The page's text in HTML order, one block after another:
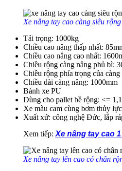
Xe nâng tay cao càng siêu
Tải trọng: 1000kg
Chiều cao nâng thấp nhất:
Chiều cao nâng cao nhất:
Chiều rộng càng nâng phủ bì:
Chiều rộng phía trọng của
Chiều dài càng nâng: 1000mm
Bánh xe PU
Dùng cho pallet bề rộng: <=
Xe màu cam cùng bơm thủy
Xuất xứ: công nghệ Đức, lắp
Xem tiếp: Xe nâng tay cao
Xe nâng tay lên cao có chân